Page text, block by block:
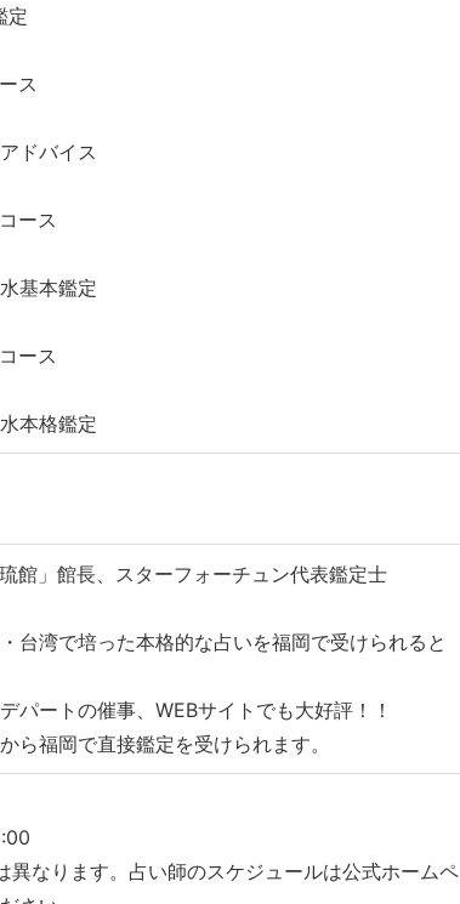
定
ス
ドバイス
ース
基本鑑定
ース
本格鑑定
館」館長、スターフォーチュン代表鑑定士
台湾で培った本格的な占いを福岡で受けられると
パートの催事、WEBサイトでも大好評！！
ら福岡で直接鑑定を受けられます。
異なります。占い師のスケジュールは公式ホームペ